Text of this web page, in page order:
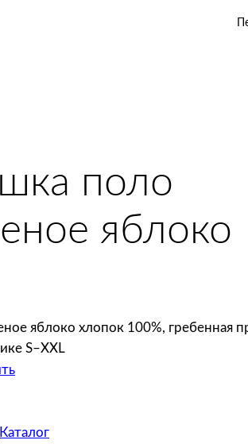
поло
яблоко
яблоко хлопок 100%, гребенная
S–XXL
Каталог